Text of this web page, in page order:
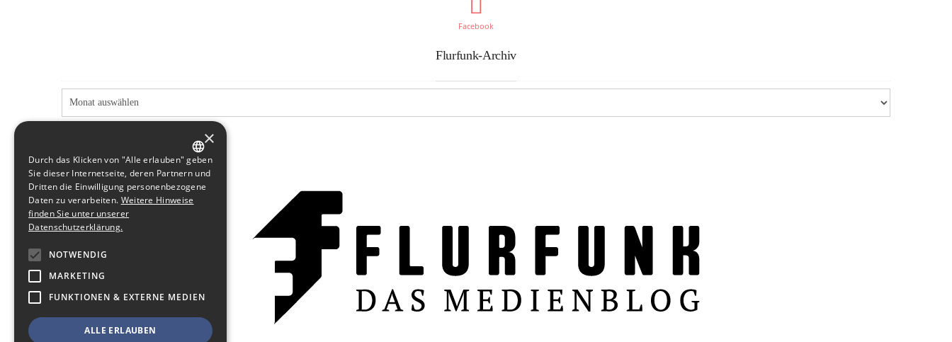
Facebook
Flurfunk-Archiv
GERMAN
ENGLISH
×
Durch das Klicken von "Alle erlauben" geben
Sie dieser Internetseite, deren Partnern und
Dritten die Einwilligung personenbezogene
Daten zu verarbeiten. Weitere Hinweise
finden Sie unter unserer
Datenschutzerklärung.
NOTWENDIG
MARKETING
FUNKTIONEN & EXTERNE MEDIEN
ALLE ERLAUBEN